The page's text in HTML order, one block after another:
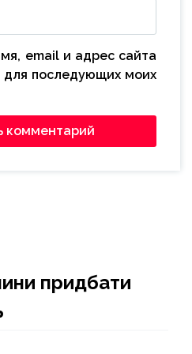
email и адрес сайта
для последующих моих
придбати